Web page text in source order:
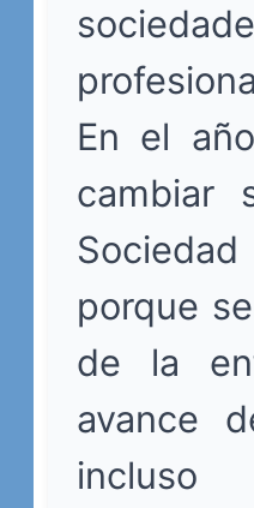
En el
cambiar
porque
de la
avance